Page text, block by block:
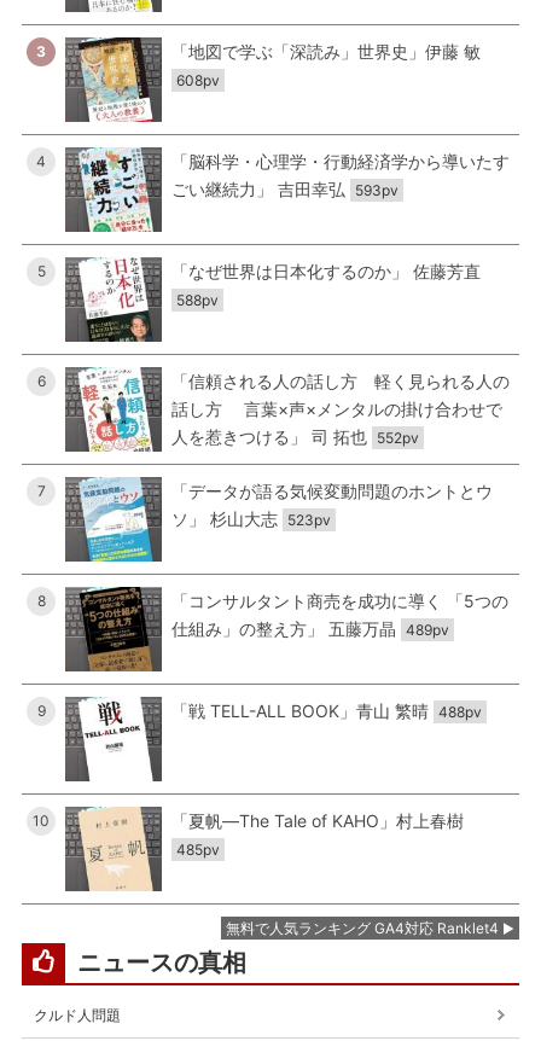
3 「地図で学ぶ「深読み」世界史」伊藤 敏
608pv
4
「脳科学・心理学・行動経済学から導いたす
ごい継続力」 吉田幸弘
593pv
5 「なぜ世界は日本化するのか」 佐藤芳直
588pv
6
「信頼される人の話し方 軽く見られる人の
話し方 言葉×声×メンタルの掛け合わせで
人を惹きつける」 司 拓也 552pv
7
「データが語る気候変動問題のホントとウ
ソ」 杉山大志 523pv
8
「コンサルタント商売を成功に導く 「5つの
仕組み」の整え方」 五藤万晶 489pv
9 「戦 TELL-ALL BOOK」青山 繁晴 488pv
10 「夏帆―The Tale of KAHO」村上春樹
485pv
無料で人気ランキング GA4対応 Ranklet4
ニュースの真相
クルド人問題